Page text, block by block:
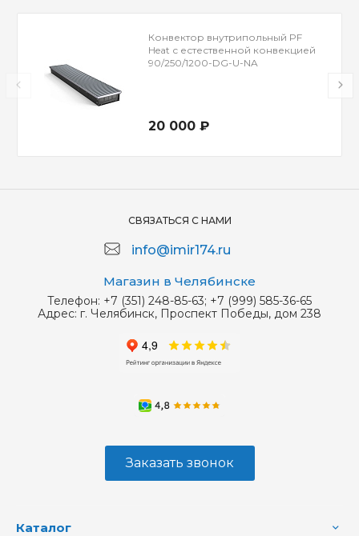
Конвектор внутрипольный PF
Heat с естественной конвекцией
90/250/1200-DG-U-NA
20 000 ₽
СВЯЗАТЬСЯ С НАМИ
info@imir174.ru
Магазин в Челябинске
Телефон: +7 (351) 248-85-63; +7 (999) 585-36-65
Адрес: г. Челябинск, Проспект Победы, дом 238
Заказать звонок
Каталог